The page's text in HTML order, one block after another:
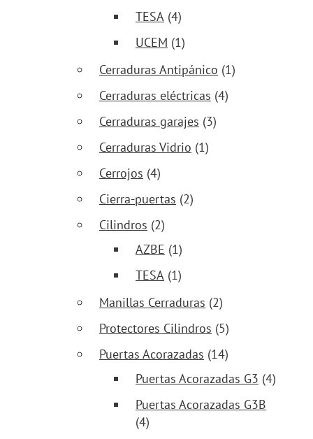
TESA (4)
UCEM (1)
Cerraduras Antipánico (1)
Cerraduras eléctricas (4)
Cerraduras garajes (3)
Cerraduras Vidrio (1)
Cerrojos (4)
Cierra-puertas (2)
Cilindros (2)
AZBE (1)
TESA (1)
Manillas Cerraduras (2)
Protectores Cilindros (5)
Puertas Acorazadas (14)
Puertas Acorazadas G3 (4)
Puertas Acorazadas G3B
(4)